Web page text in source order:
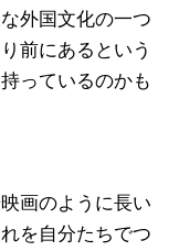
外国文化の一つ
前にあるという
っているのかも
画のように長い
を自分たちでつ